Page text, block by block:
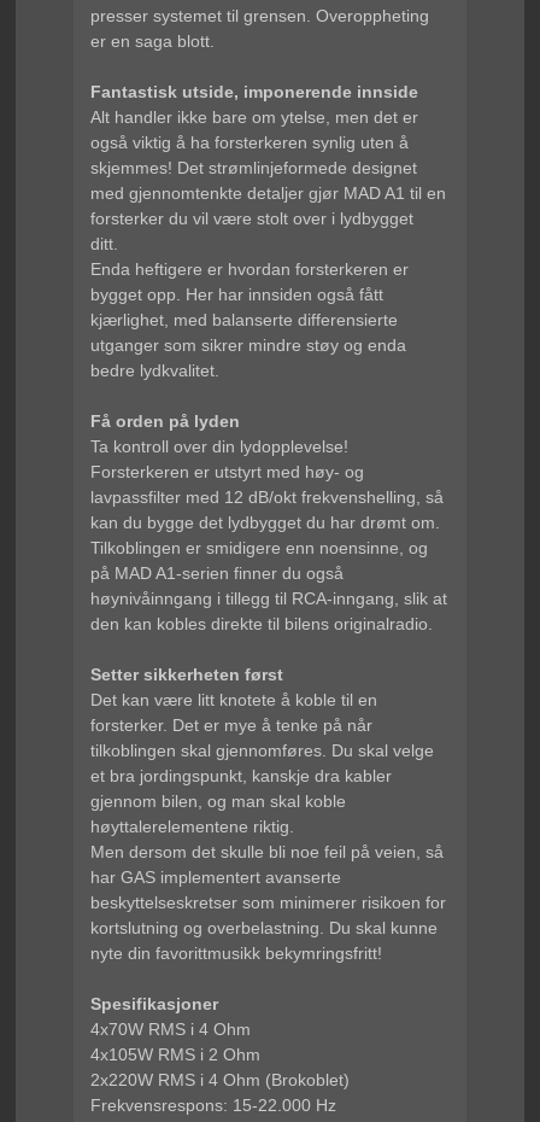
presser systemet til grensen. Overoppheting
er en saga blott.
Fantastisk utside, imponerende innside
Alt handler ikke bare om ytelse, men det er
også viktig å ha forsterkeren synlig uten å
skjemmes! Det strømlinjeformede designet
med gjennomtenkte detaljer gjør MAD A1 til en
forsterker du vil være stolt over i lydbygget
ditt.
Enda heftigere er hvordan forsterkeren er
bygget opp. Her har innsiden også fått
kjærlighet, med balanserte differensierte
utganger som sikrer mindre støy og enda
bedre lydkvalitet.
Få orden på lyden
Ta kontroll over din lydopplevelse!
Forsterkeren er utstyrt med høy- og
lavpassfilter med 12 dB/okt frekvenshelling, så
kan du bygge det lydbygget du har drømt om.
Tilkoblingen er smidigere enn noensinne, og
på MAD A1-serien finner du også
høynivåinngang i tillegg til RCA-inngang, slik at
den kan kobles direkte til bilens originalradio.
Setter sikkerheten først
Det kan være litt knotete å koble til en
forsterker. Det er mye å tenke på når
tilkoblingen skal gjennomføres. Du skal velge
et bra jordingspunkt, kanskje dra kabler
gjennom bilen, og man skal koble
høyttalerelementene riktig.
Men dersom det skulle bli noe feil på veien, så
har GAS implementert avanserte
beskyttelseskretser som minimerer risikoen for
kortslutning og overbelastning. Du skal kunne
nyte din favorittmusikk bekymringsfritt!
Spesifikasjoner
4x70W RMS i 4 Ohm
4x105W RMS i 2 Ohm
2x220W RMS i 4 Ohm (Brokoblet)
Frekvensrespons: 15-22.000 Hz